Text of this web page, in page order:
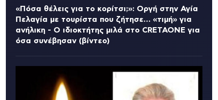
«Πόσα θέλεις για το κορίτσι;»: Οργή στην Αγία
Πελαγία με τουρίστα που ζήτησε… «τιμή» για
ανήλικη - Ο ιδιοκτήτης μιλά στο CRETAONE για
όσα συνέβησαν (βίντεο)